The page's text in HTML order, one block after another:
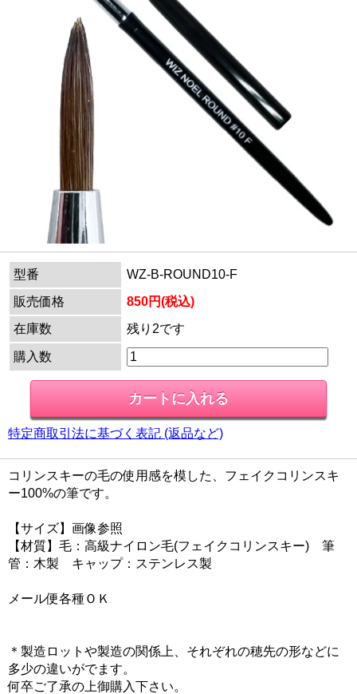
型番
WZ-B-ROUND10-F
販売価格
850円(税込)
在庫数
残り2です
購入数
特定商取引法に基づく表記 (返品など)
コリンスキーの毛の使用感を模した、フェイクコリンスキ
ー100%の筆です。
【サイズ】画像参照
【材質】毛：高級ナイロン毛(フェイクコリンスキー) 筆
管：木製 キャップ：ステンレス製
メール便各種ＯＫ
＊製造ロットや製造の関係上、それぞれの穂先の形などに
多少の違いがでます。
何卒ご了承の上御購入下さい。